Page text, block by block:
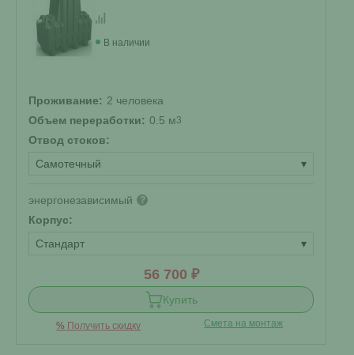
В наличии
Проживание: 2 человека
Объем переработки: 0.5 м3
Отвод стоков:
Самотечный
▾
энергонезависимый ?
Корпус:
Стандарт
▾
56 700 ₽
Купить
% Получить скидку Смета на монтаж